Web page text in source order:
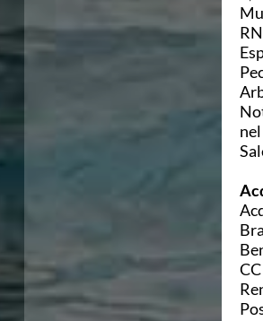
Flash News
Galleria fotografica